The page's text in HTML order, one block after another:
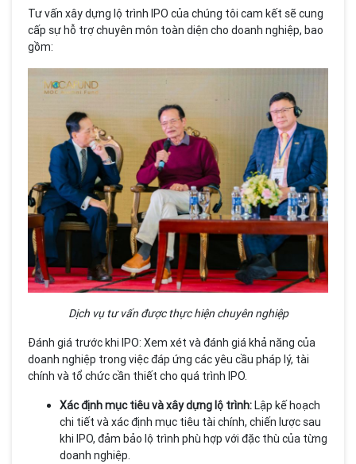
Tư vấn xây dựng lộ trình IPO của chúng tôi cam kết sẽ cung
cấp sự hỗ trợ chuyên môn toàn diện cho doanh nghiệp, bao
gồm:
Dịch vụ tư vấn được thực hiện chuyên nghiệp
Đánh giá trước khi IPO: Xem xét và đánh giá khả năng của
doanh nghiệp trong việc đáp ứng các yêu cầu pháp lý, tài
chính và tổ chức cần thiết cho quá trình IPO.
Xác định mục tiêu và xây dựng lộ trình:Lập kế hoạch
chi tiết và xác định mục tiêu tài chính, chiến lược sau
khi IPO, đảm bảo lộ trình phù hợp với đặc thù của từng
doanh nghiệp.